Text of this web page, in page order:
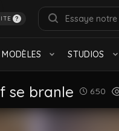
?
MODÈLES STUDIOS
se branle 6:50